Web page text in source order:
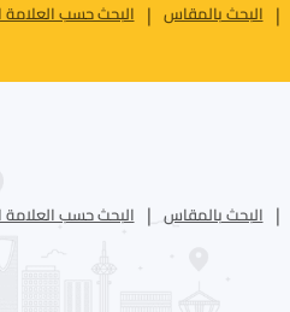
البحث بالمقاس البحث حسب العلامة
البحث بالمقاس البحث حسب العلامة